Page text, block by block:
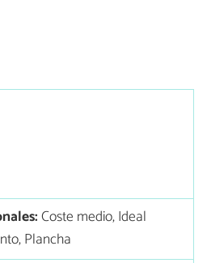
Coste medio, Ideal
Plancha